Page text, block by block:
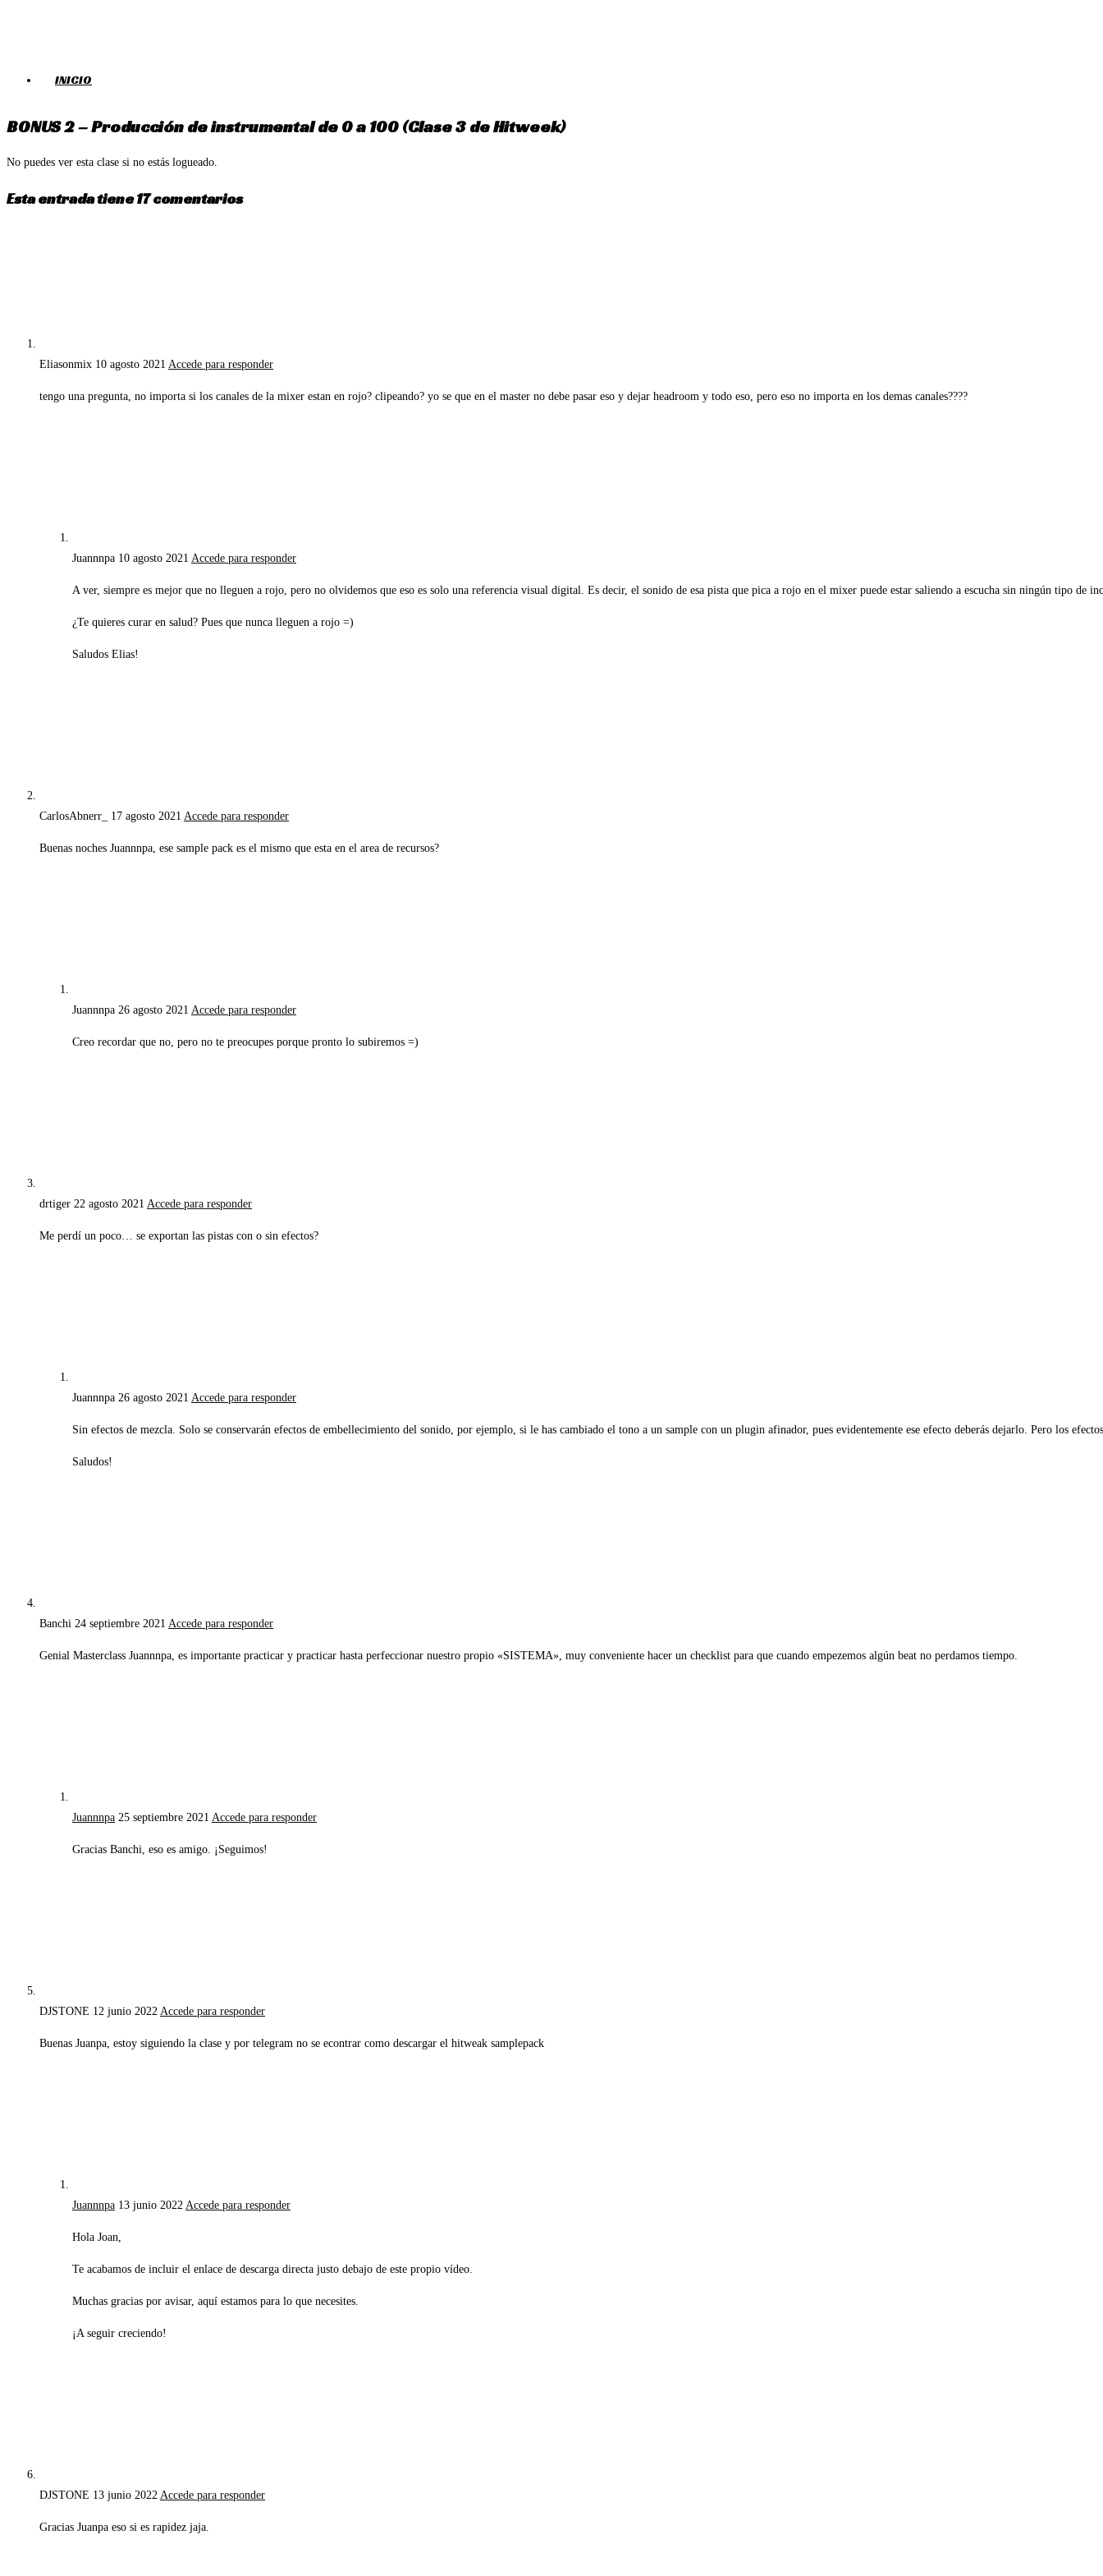
INICIO
BONUS 2 – Producción de instrumental de 0 a 100 (Clase 3 de Hitweek)
No puedes ver esta clase si no estás logueado.
Esta entrada tiene 17 comentarios
Eliasonmix 10 agosto 2021 Accede para responder
tengo una pregunta, no importa si los canales de la mixer estan en rojo? clipeando? yo se que en el master no debe pasar eso y dejar headroom y todo eso, pero eso no importa en los demas canales????
Juannnpa 10 agosto 2021 Accede para responder
A ver, siempre es mejor que no lleguen a rojo, pero no olvidemos que eso es solo una referencia visual digital. Es decir, el sonido de esa pista que pica a rojo en el mixer puede estar saliendo a escucha sin ningún tipo de
¿Te quieres curar en salud? Pues que nunca lleguen a rojo =)
Saludos Elias!
CarlosAbnerr_ 17 agosto 2021 Accede para responder
Buenas noches Juannnpa, ese sample pack es el mismo que esta en el area de recursos?
Juannnpa 26 agosto 2021 Accede para responder
Creo recordar que no, pero no te preocupes porque pronto lo subiremos =)
drtiger 22 agosto 2021 Accede para responder
Me perdí un poco… se exportan las pistas con o sin efectos?
Juannnpa 26 agosto 2021 Accede para responder
Sin efectos de mezcla. Solo se conservarán efectos de embellecimiento del sonido, por ejemplo, si le has cambiado el tono a un sample con un plugin afinador, pues evidentemente ese efecto deberás dejarlo. Pero los
Saludos!
Banchi 24 septiembre 2021 Accede para responder
Genial Masterclass Juannnpa, es importante practicar y practicar hasta perfeccionar nuestro propio «SISTEMA», muy conveniente hacer un checklist para que cuando empezemos algún beat no perdamos tiempo.
Juannnpa 25 septiembre 2021 Accede para responder
Gracias Banchi, eso es amigo. ¡Seguimos!
DJSTONE 12 junio 2022 Accede para responder
Buenas Juanpa, estoy siguiendo la clase y por telegram no se econtrar como descargar el hitweak samplepack
Juannnpa 13 junio 2022 Accede para responder
Hola Joan,
Te acabamos de incluir el enlace de descarga directa justo debajo de este propio vídeo.
Muchas gracias por avisar, aquí estamos para lo que necesites.
¡A seguir creciendo!
DJSTONE 13 junio 2022 Accede para responder
Gracias Juanpa eso si es rapidez jaja.